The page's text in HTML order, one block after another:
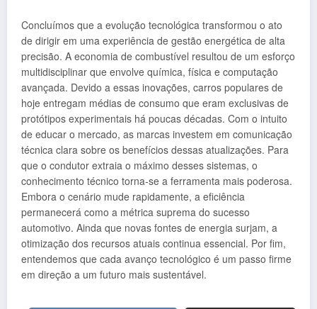
Concluímos que a evolução tecnológica transformou o ato
de dirigir em uma experiência de gestão energética de alta
precisão. A economia de combustível resultou de um esforço
multidisciplinar que envolve química, física e computação
avançada. Devido a essas inovações, carros populares de
hoje entregam médias de consumo que eram exclusivas de
protótipos experimentais há poucas décadas. Com o intuito
de educar o mercado, as marcas investem em comunicação
técnica clara sobre os benefícios dessas atualizações. Para
que o condutor extraia o máximo desses sistemas, o
conhecimento técnico torna-se a ferramenta mais poderosa.
Embora o cenário mude rapidamente, a eficiência
permanecerá como a métrica suprema do sucesso
automotivo. Ainda que novas fontes de energia surjam, a
otimização dos recursos atuais continua essencial. Por fim,
entendemos que cada avanço tecnológico é um passo firme
em direção a um futuro mais sustentável.